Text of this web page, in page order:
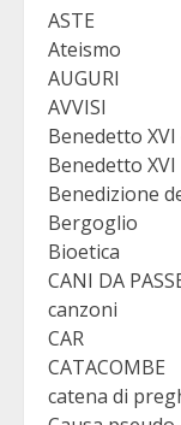
ASTE
Ateismo
AUGURI
AVVISI
Benedetto
Benedetto
Benedizione
Bergoglio
Bioetica
CANI DA
canzoni
CAR
CATACOMBE
catena di